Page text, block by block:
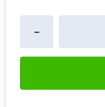
－